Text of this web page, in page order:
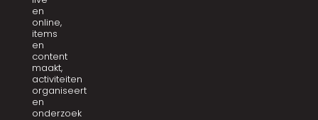
en
online,
items
en
content
maakt,
activiteiten
organiseert
en
onderzoek